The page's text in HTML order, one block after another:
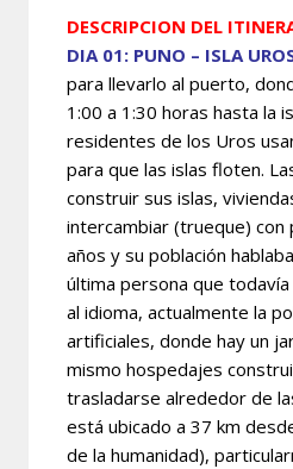
DESCRIPCION DEL
DIA 01: PUNO – ISLA
para llevarlo al puerto,
1:00 a 1:30 horas hasta la
residentes de los Uros
para que las islas floten.
construir sus islas,
intercambiar (trueque) con
años y su población
última persona que
al idioma, actualmente la
artificiales, donde hay un
mismo hospedajes
trasladarse alrededor de
está ubicado a 37 km
de la humanidad),